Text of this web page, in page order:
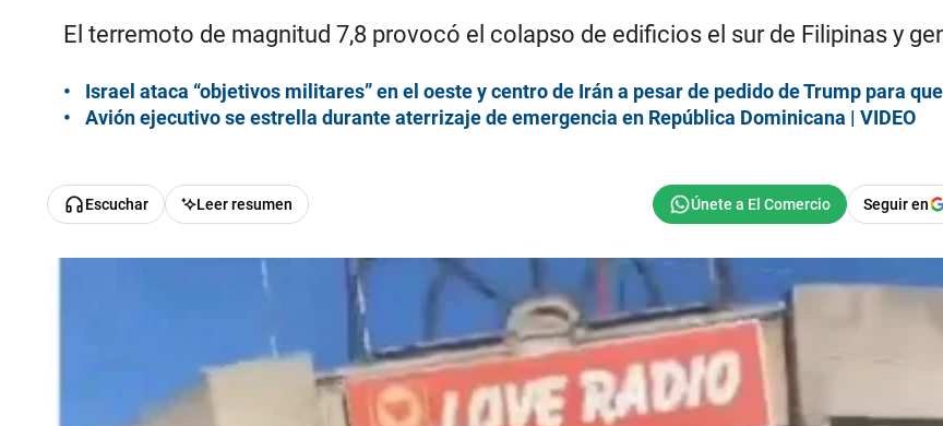
El terremoto de magnitud 7,8 provocó el colapso de edificios el sur de Filipinas y
Israel ataca “objetivos militares” en el oeste y centro de Irán a pesar de pedido de Trump para
Avión ejecutivo se estrella durante aterrizaje de emergencia en República Dominicana | VIDEO
Escuchar Leer resumen Seguir en